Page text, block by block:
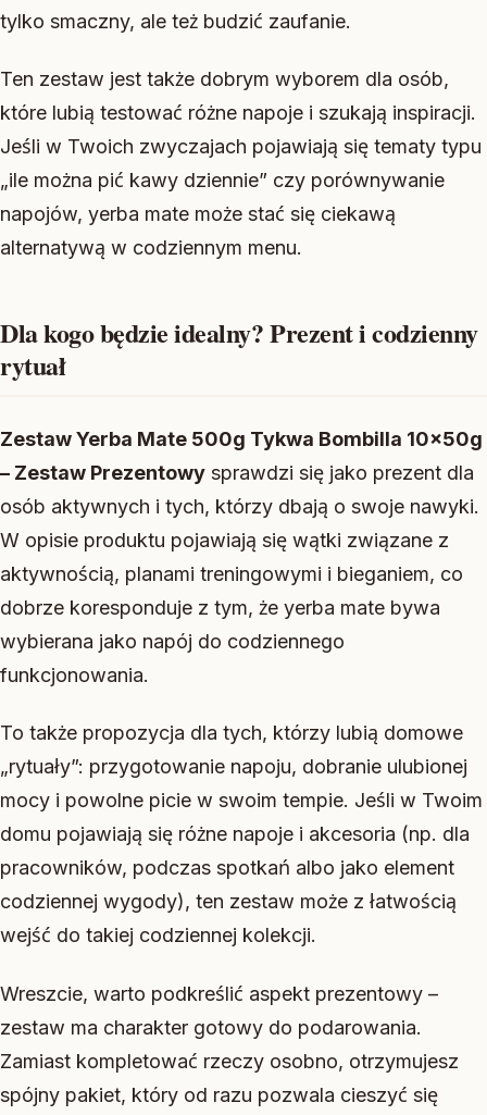
tylko smaczny, ale też budzić zaufanie.
Ten zestaw jest także dobrym wyborem dla osób,
które lubią testować różne napoje i szukają inspiracji.
Jeśli w Twoich zwyczajach pojawiają się tematy typu
„ile można pić kawy dziennie” czy porównywanie
napojów, yerba mate może stać się ciekawą
alternatywą w codziennym menu.
Dla kogo będzie idealny? Prezent i codzienny
rytuał
Zestaw Yerba Mate 500g Tykwa Bombilla 10x50g
– Zestaw Prezentowy sprawdzi się jako prezent dla
osób aktywnych i tych, którzy dbają o swoje nawyki.
W opisie produktu pojawiają się wątki związane z
aktywnością, planami treningowymi i bieganiem, co
dobrze koresponduje z tym, że yerba mate bywa
wybierana jako napój do codziennego
funkcjonowania.
To także propozycja dla tych, którzy lubią domowe
„rytuały”: przygotowanie napoju, dobranie ulubionej
mocy i powolne picie w swoim tempie. Jeśli w Twoim
domu pojawiają się różne napoje i akcesoria (np. dla
pracowników, podczas spotkań albo jako element
codziennej wygody), ten zestaw może z łatwością
wejść do takiej codziennej kolekcji.
Wreszcie, warto podkreślić aspekt prezentowy –
zestaw ma charakter gotowy do podarowania.
Zamiast kompletować rzeczy osobno, otrzymujesz
spójny pakiet, który od razu pozwala cieszyć się